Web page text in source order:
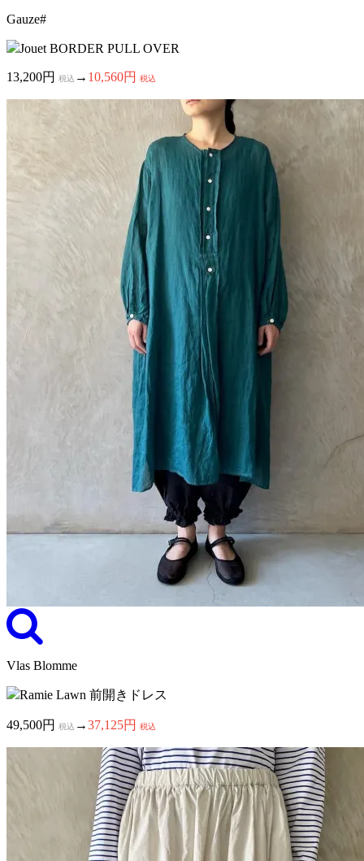
Gauze#
Jouet BORDER PULL OVER
13,200円 税込 → 10,560円 税込
Vlas Blomme
Ramie Lawn 前開きドレス
49,500円 税込 →37,125円 税込